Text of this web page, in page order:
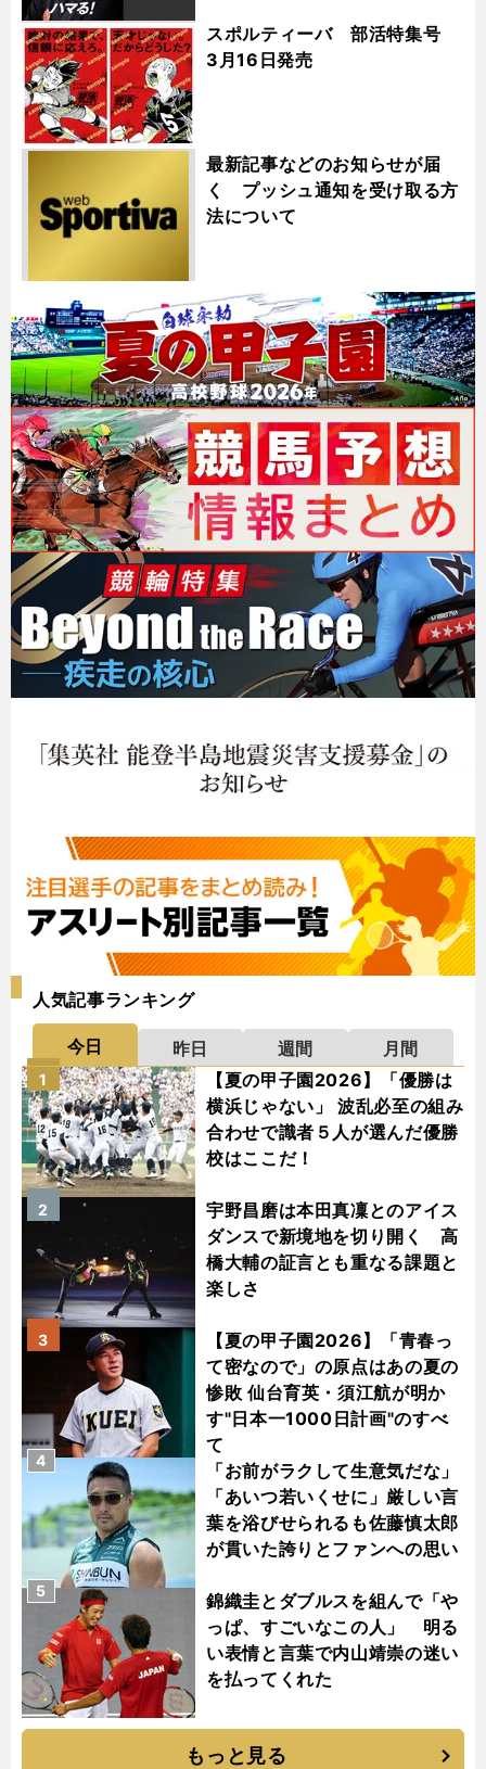
スポルティーバ 部活特集号
3月16日発売
最新記事などのお知らせが届
く プッシュ通知を受け取る方
法について
人気記事ランキング
今日 昨日 週間
月間
【夏の甲子園2026】「優勝は
横浜じゃない」 波乱必至の組み
合わせで識者５人が選んだ優勝
校はここだ！
1
宇野昌磨は本田真凜とのアイス
ダンスで新境地を切り開く 高
橋大輔の証言とも重なる課題と
楽しさ
2
【夏の甲子園2026】「青春っ
て密なので」の原点はあの夏の
惨敗 仙台育英・須江航が明か
す"日本一1000日計画"のすべ
て
3
「お前がラクして生意気だな」
「あいつ若いくせに」厳しい言
葉を浴びせられるも佐藤慎太郎
が貫いた誇りとファンへの思い
4
錦織圭とダブルスを組んで「や
っぱ、すごいなこの人」 明る
い表情と言葉で内山靖崇の迷い
を払ってくれた
5
もっと見る